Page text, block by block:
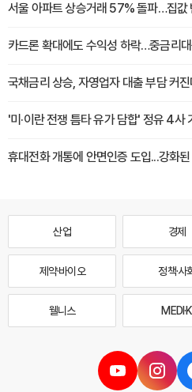
서울 아파트 상승거래 57% 돌파…집값
카드론 확대에도 수익성 하락…중금리
국채금리 상승, 자영업자 대출 부담 커
'미·이란 전쟁 틈타 유가 담합' 정유 4
휴대전화 개통에 안면인증 도입...강화
산업 경제
제약·바이오 정책·사
웰니스 MEDI·K